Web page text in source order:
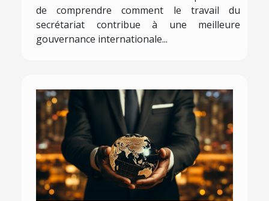
de comprendre comment le travail du
secrétariat contribue à une meilleure
gouvernance internationale...